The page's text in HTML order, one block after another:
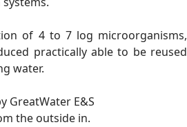
of 4 to 7 log microorganisms,
practically able to be reused
water.
GreatWater E&S
the outside in.